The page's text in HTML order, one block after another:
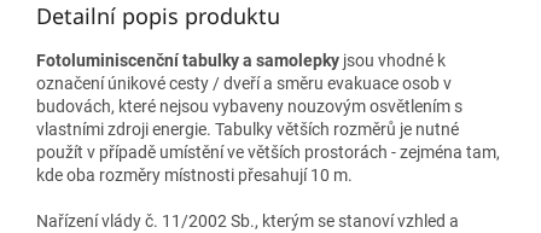
Detailní popis produktu
Fotoluminiscenční tabulky a samolepky jsou vhodné k
označení únikové cesty / dveří a směru evakuace osob v
budovách, které nejsou vybaveny nouzovým osvětlením s
vlastními zdroji energie. Tabulky větších rozměrů je nutné
použít v případě umístění ve větších prostorách - zejména tam,
kde oba rozměry místnosti přesahují 10 m.
Nařízení vlády č. 11/2002 Sb., kterým se stanoví vzhled a